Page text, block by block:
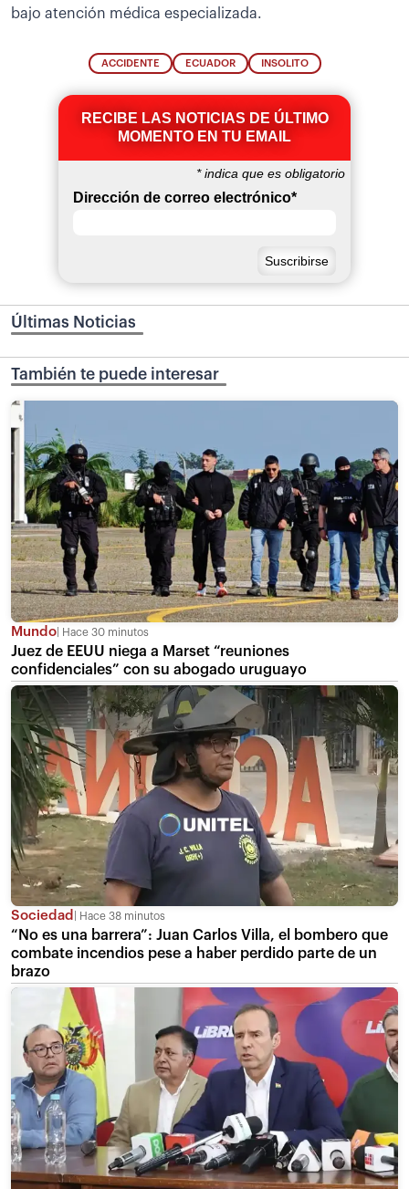
bajo atención médica especializada.
ACCIDENTE ECUADOR INSOLITO
RECIBE LAS NOTICIAS DE ÚLTIMO
MOMENTO EN TU EMAIL
*indica que es obligatorio
Dirección de correo electrónico*
Últimas Noticias
También te puede interesar
Mundo Hace 30 minutos
Juez de EEUU niega a Marset “reuniones
confidenciales” con su abogado uruguayo
Sociedad Hace 38 minutos
“No es una barrera”: Juan Carlos Villa, el bombero que
combate incendios pese a haber perdido parte de un
brazo